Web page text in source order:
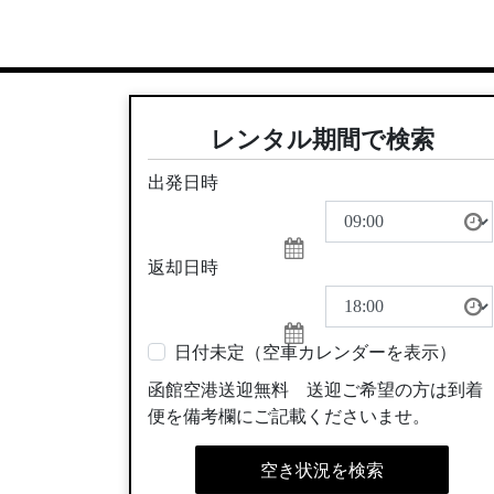
レンタル期間で検索
出発日時
返却日時
日付未定（空車カレンダーを表示）
函館空港送迎無料 送迎ご希望の方は到着
便を備考欄にご記載くださいませ。
空き状況を検索